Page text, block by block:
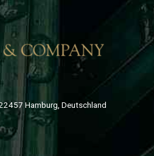
Hamburg, Deutschland